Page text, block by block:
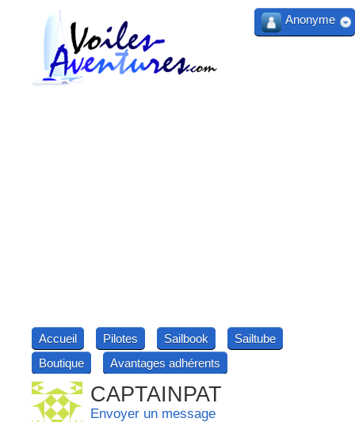
Accueil Pilotes Sailbook
Sailtube
Boutique
Avantages adhérents
CAPTAINPAT
Envoyer un message
Anonyme